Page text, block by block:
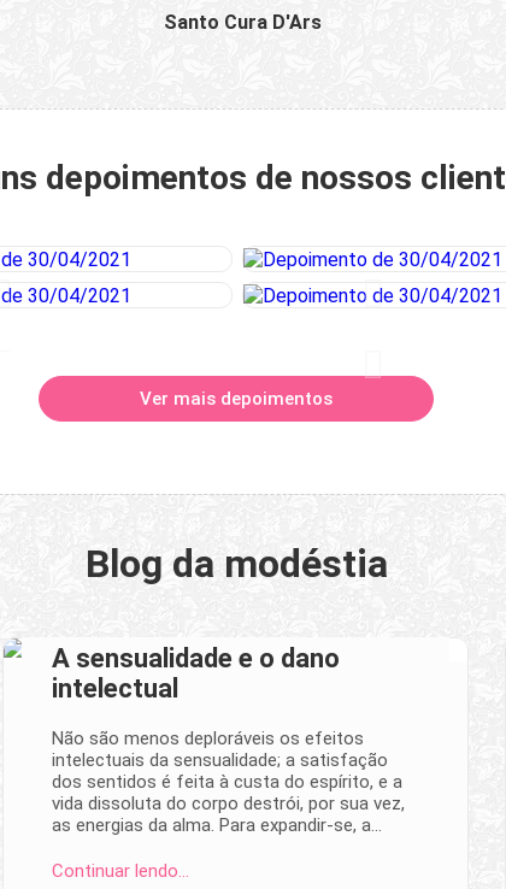
Santo Cura D'Ars
depoimentos de nossos
Ver mais depoimentos
Blog da modéstia
A sensualidade e o dano
intelectual
Não são menos deploráveis os efeitos
intelectuais da sensualidade; a satisfação
dos sentidos é feita à custa do espírito, e a
vida dissoluta do corpo destrói, por sua vez,
as energias da alma. Para expandir-se, a…
Continuar lendo…